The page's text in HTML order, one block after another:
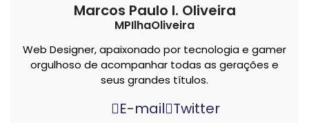
Marcos Paulo I. Oliveira
MPIlhaOliveira
Web Designer, apaixonado por tecnologia e gamer
orgulhoso de acompanhar todas as gerações e
seus grandes títulos.
E-mail Twitter